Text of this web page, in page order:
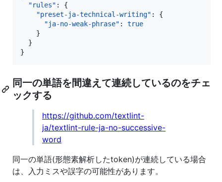
"rules" : {
"preset-ja-technical-writing" : {
"ja-no-weak-phrase" : true
    }
  }
}
同一の単語を間違えて連続しているのをチェ
ックする
https://github.com/textlint-
ja/textlint-rule-ja-no-successive-
word
同一の単語(形態素解析したtoken)が連続している場合
は、入力ミスや誤字の可能性があります。